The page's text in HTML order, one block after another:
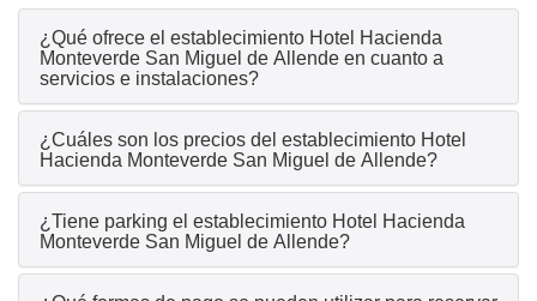
¿Qué ofrece el establecimiento Hotel Hacienda
Monteverde San Miguel de Allende en cuanto a
servicios e instalaciones?
¿Cuáles son los precios del establecimiento Hotel
Hacienda Monteverde San Miguel de Allende?
¿Tiene parking el establecimiento Hotel Hacienda
Monteverde San Miguel de Allende?